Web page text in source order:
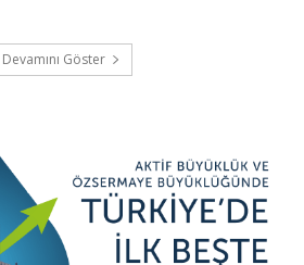
Devamını Göster